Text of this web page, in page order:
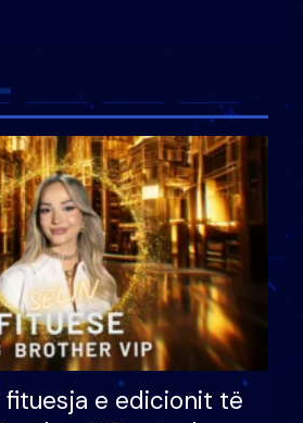
fituesja e edicionit të